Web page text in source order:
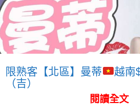
限熟客【北區】曼蒂
越南
（吉）
閱讀全文